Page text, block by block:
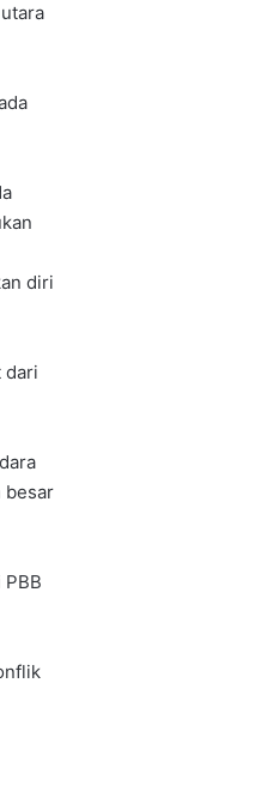
diri
dari
besar